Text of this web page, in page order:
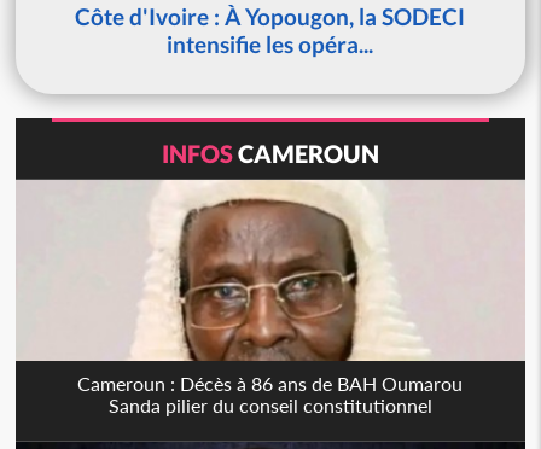
Côte d'Ivoire : À Yopougon, la SODECI
intensifie les opéra...
INFOSCAMEROUN
Cameroun : Décès à 86 ans de BAH Oumarou
Sanda pilier du conseil constitutionnel